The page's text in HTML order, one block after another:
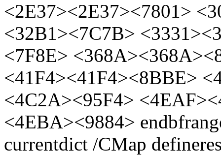
<2E37><2E37><7801>
<32B1><7C7B>
<7F8E>
<41F4><41F4><8BBE>
<4C2A><95F4>
<4EBA><9884>
currentdict /CMap